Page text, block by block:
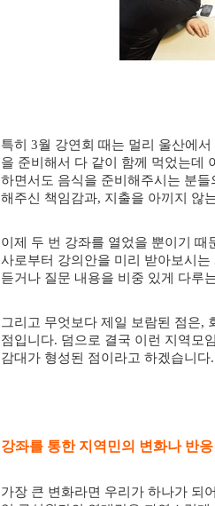
특히 3월 강연회 때는 멀리 울산에
을 준비해서 다 같이 함께 먹었는데
하면서도 음식을 준비해주시는 분들
해주신 책임감과, 지출을 아끼지 않
이제 두 번 강좌를 열었을 뿐이기
사로부터 강의안을 미리 받아보시는
듣거나 질문 내용을 비중 있게 다루
그리고 무엇보다 제일 보람된 점은,
점입니다. 덤으로 결국 이런 지역모
감대가 형성된 점이라고 하겠습니다.
강좌를 통한 지역민의 변화나 반응
가장 큰 변화라면 우리가 하나가 되